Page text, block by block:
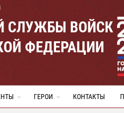
СЛУЖБЫ ВОЙСК
ФЕДЕРАЦИИ
ГЕРОИ КОНТАКТЫ